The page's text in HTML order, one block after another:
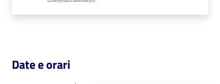
Catalogo
Date e orari